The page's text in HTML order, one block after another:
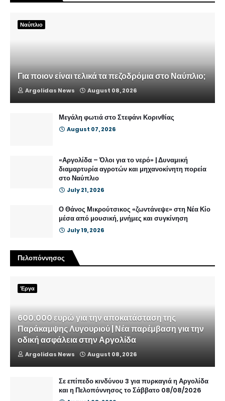
Ναύπλιο
Για ποιον είναι τελικά τα πεζοδρόμια στο Ναύπλιο;
Argolidas News August 08, 2026
Μεγάλη φωτιά στο Στεφάνι Κορινθίας
August 07, 2026
«Αργολίδα – Όλοι για το νερό» | Δυναμική
διαμαρτυρία αγροτών και μηχανοκίνητη πορεία
στο Ναύπλιο
July 21, 2026
Ο Θάνος Μικρούτσικος «ζωντάνεψε» στη Νέα Κίο
μέσα από μουσική, μνήμες και συγκίνηση
July 19, 2026
Πελοπόννησος
Έργα
600.000 ευρώ για την αποκατάσταση της
Παράκαμψης Λυγουριού | Νέα παρέμβαση για την
οδική ασφάλεια στην Αργολίδα
Argolidas News August 08, 2026
Σε επίπεδο κινδύνου 3 για πυρκαγιά η Αργολίδα
και η Πελοπόννησος το Σάββατο 08/08/2026